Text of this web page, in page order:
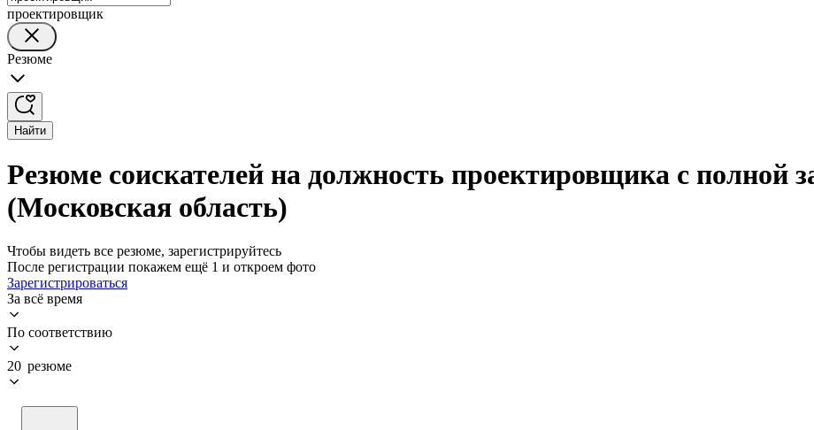
проектировщик
Резюме
Найти
Резюме соискателей на должность проектировщика с полной
(Московская область)
Чтобы видеть все резюме, зарегистрируйтесь
После регистрации покажем ещё 1 и откроем фото
Зарегистрироваться
За всё время
По соответствию
20 резюме